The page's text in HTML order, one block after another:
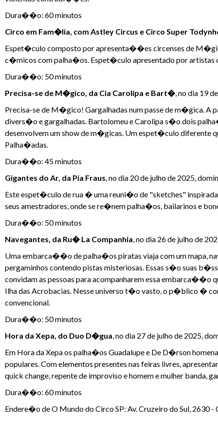
Dura��o: 60 minutos
Circo em Fam�lia, com Astley Circus e Circo Super
Espet�culo composto por apresenta��es circenses de
c�micos com palha�os. Espet�culo apresentado por artistas
Dura��o: 50 minutos
Precisa-se de M�gico, da Cia Carolipa e Bart�, no dia 19
Precisa-se de M�gico! Gargalhadas num passe de m�gica.
divers�o e gargalhadas. Bartolomeu e Carolipa s�o dois
desenvolvem um show de m�gicas. Um espet�culo diferente
Palha�adas.
Dura��o: 45 minutos
Gigantes do Ar, da Pia Fraus, no dia 20 de julho de 2025,
Este espet�culo de rua � uma reuni�o de "sketches"
seus amestradores, onde se re�nem palha�os, bailarinos e
Dura��o: 50 minutos
Navegantes, da Ru� La Companhia, no dia 26 de julho de
Uma embarca��o de palha�os piratas viaja com um mapa,
pergaminhos contendo pistas misteriosas. Essas s�o suas
convidam as pessoas para acompanharem essa embarca��o
Ilha das Acrobacias. Nesse universo t�o vasto, o p�blico �
convencional.
Dura��o: 50 minutos
Hora da Xepa, do Duo D�gua, no dia 27 de julho de 2025,
Em Hora da Xepa os palha�os Guadalupe e De D�rson
populares. Com elementos presentes nas feiras livres,
quick change, repente de improviso e homem e mulher banda,
Dura��o: 60 minutos
Endere�o de O Mundo do Circo SP: Av. Cruzeiro do Sul, 2630